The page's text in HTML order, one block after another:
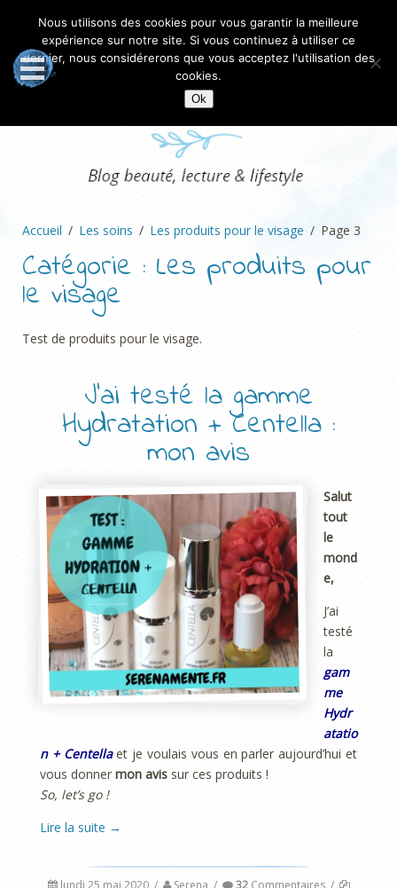
Accueil Les soins Les produits pour le visage Page 3
Catégorie : Les produits pour
le visage
Test de produits pour le visage.
J’ai testé la gamme
Hydratation + Centella :
mon avis
Salut
tout
le
mond
e,
J’ai
testé
la
gam
me
Hydr
atatio
n + Centellaet je voulais vous en parler aujourd’hui et
vous donner mon avis sur ces produits !
So, let’s go !
Lire la suite →
lundi 25 mai 2020 / Serena / 32Commentaires /
Nous utilisons des cookies pour vous garantir la meilleure
expérience sur notre site. Si vous continuez à utiliser ce
dernier, nous considérerons que vous acceptez l'utilisation des
cookies.
Ok